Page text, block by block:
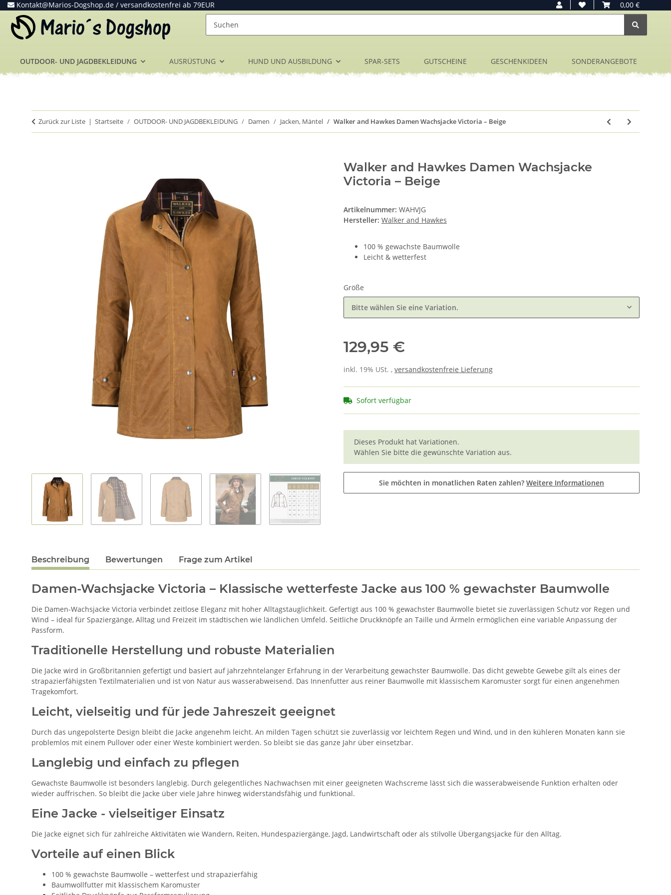
Kontakt@Marios-Dogshop.de / versandkostenfrei ab 79EUR 0,00 €
OUTDOOR- UND JAGDBEKLEIDUNG AUSRÜSTUNG HUND UND AUSBILDUNG SPAR-SETS GUTSCHEINE GESCHENKIDEEN SONDERANGEBOTE
Zurück zur Liste Startseite OUTDOOR- UND JAGDBEKLEIDUNG Damen Jacken, Mäntel Walker and Hawkes Damen Wachsjacke Victoria – Beige
Walker and Hawkes Damen Wachsjacke
Victoria – Beige
Artikelnummer: WAHVJG
Hersteller: Walker and Hawkes
100 % gewachste Baumwolle
Leicht & wetterfest
Größe
Bitte wählen Sie eine Variation.
129,95 €
inkl. 19% USt. , versandkostenfreie Lieferung
Sofort verfügbar
x
Dieses Produkt hat Variationen.
Wählen Sie bitte die gewünschte Variation aus.
Sie möchten in monatlichen Raten zahlen? Weitere Informationen
Beschreibung Bewertungen Frage zum Artikel
Damen-Wachsjacke Victoria – Klassische wetterfeste Jacke aus 100 % gewachster Baumwolle
Die Damen-Wachsjacke Victoria verbindet zeitlose Eleganz mit hoher Alltagstauglichkeit. Gefertigt aus 100 % gewachster Baumwolle bietet sie zuverlässigen Schutz vor Regen und
Wind – ideal für Spaziergänge, Alltag und Freizeit im städtischen wie ländlichen Umfeld. Seitliche Druckknöpfe an Taille und Ärmeln ermöglichen eine variable Anpassung der
Passform.
Traditionelle Herstellung und robuste Materialien
Die Jacke wird in Großbritannien gefertigt und basiert auf jahrzehntelanger Erfahrung in der Verarbeitung gewachster Baumwolle. Das dicht gewebte Gewebe gilt als eines der
strapazierfähigsten Textilmaterialien und ist von Natur aus wasserabweisend. Das Innenfutter aus reiner Baumwolle mit klassischem Karomuster sorgt für einen angenehmen
Tragekomfort.
Leicht, vielseitig und für jede Jahreszeit geeignet
Durch das ungepolsterte Design bleibt die Jacke angenehm leicht. An milden Tagen schützt sie zuverlässig vor leichtem Regen und Wind, und in den kühleren Monaten kann sie
problemlos mit einem Pullover oder einer Weste kombiniert werden. So bleibt sie das ganze Jahr über einsetzbar.
Langlebig und einfach zu pflegen
Gewachste Baumwolle ist besonders langlebig. Durch gelegentliches Nachwachsen mit einer geeigneten Wachscreme lässt sich die wasserabweisende Funktion erhalten oder
wieder auffrischen. So bleibt die Jacke über viele Jahre hinweg widerstandsfähig und funktional.
Eine Jacke - vielseitiger Einsatz
Die Jacke eignet sich für zahlreiche Aktivitäten wie Wandern, Reiten, Hundespaziergänge, Jagd, Landwirtschaft oder als stilvolle Übergangsjacke für den Alltag.
Vorteile auf einen Blick
100 % gewachste Baumwolle – wetterfest und strapazierfähig
Baumwollfutter mit klassischem Karomuster